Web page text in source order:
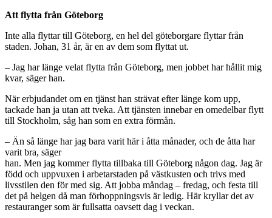
Att flytta från Göteborg
Inte alla flyttar till Göteborg, en hel del göteborgare flyttar från
staden. Johan, 31 år, är en av dem som flyttat ut.
– Jag har länge velat flytta från Göteborg, men jobbet har hållit mig
kvar, säger han.
När erbjudandet om en tjänst han strävat efter länge kom upp,
tackade han ja utan att tveka. Att tjänsten innebar en omedelbar flytt
till Stockholm, såg han som en extra förmån.
– Än så länge har jag bara varit här i åtta månader, och de åtta har
varit bra, säger
han. Men jag kommer flytta tillbaka till Göteborg någon dag. Jag är
född och uppvuxen i arbetarstaden på västkusten och trivs med
livsstilen den för med sig. Att jobba måndag – fredag, och festa till
det på helgen då man förhoppningsvis är ledig. Här kryllar det av
restauranger som är fullsatta oavsett dag i veckan.